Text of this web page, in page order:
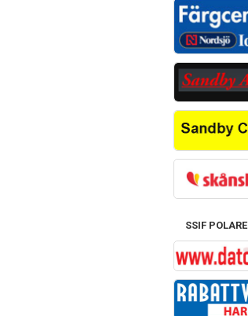
SSIF POLARE